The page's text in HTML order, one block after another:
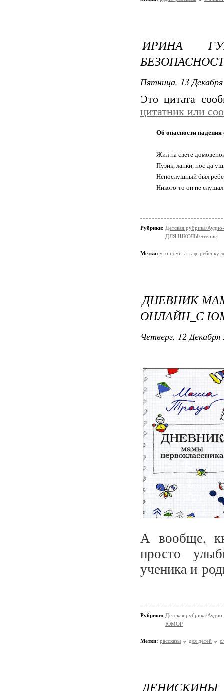
ИРИНА
Пятница, 13
Это цитата
цитатник или
Об опасности
Жил на свете
Пузик, лапки, нос да
Непослушный был
Никого-то он не
Рубрики: Детская рубрика/
ДЛЯ ШКОЛЫ/чтение
Метки: что почитать ребенку
ДНЕВНИК
ОНЛАЙН_С
Четверг, 12
А вообще,
просто
ученика и
Рубрики: Детская рубрика/
ЮМОР
Метки: рассказы для детей